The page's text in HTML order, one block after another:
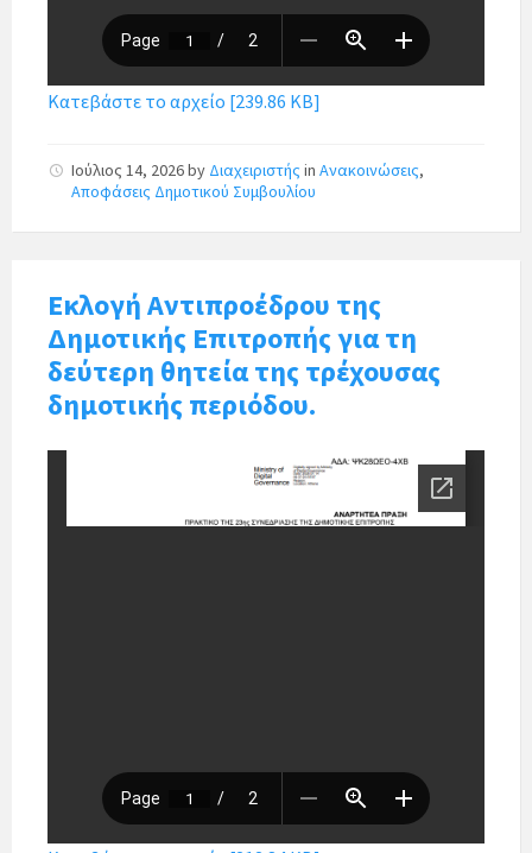
Κατεβάστε το αρχείο [239.86 KB]
Ιούλιος 14, 2026by Διαχειριστής in Ανακοινώσεις,
Αποφάσεις Δημοτικού Συμβουλίου
Εκλογή Αντιπροέδρου της
Δημοτικής Επιτροπής για τη
δεύτερη θητεία της τρέχουσας
δημοτικής περιόδου.